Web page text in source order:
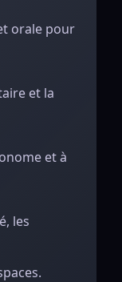
orale pour
et la
et à
les